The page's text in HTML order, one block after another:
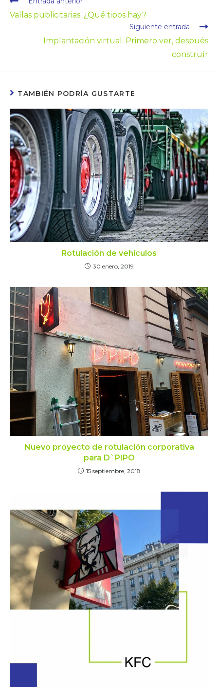
Vallas publicitarias. ¿Qué tipos hay?
Siguiente entrada
Implantación virtual. Primero ver, después
construír
TAMBIÉN PODRÍA GUSTARTE
Rotulación de vehículos
30 enero, 2019
Nuevo proyecto de rotulación corporativa
para D`PIPO
15 septiembre, 2018